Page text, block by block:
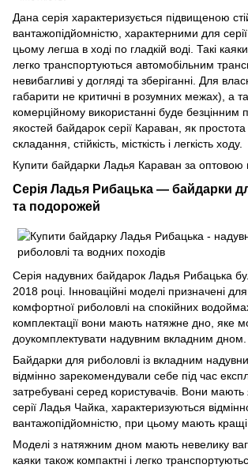
Дана серія характеризується підвищеною
вантажопідйомністю, характерними для
цьому легша в ході по гладкій воді. Такі
легко транспортуються автомобільним
невибагливі у догляді та зберіганні. Для
габарити не критичні в розумних межах), а
комерційному використанні буде безцінним
якостей байдарок серії Караван, як простота
складання, стійкість, місткість і легкість ходу.
Купити байдарки Ладья Караван за
Серія Ладья Рибацька — байдарки
та подорожей
Серія надувних байдарок Ладья Рибацька
2018 році. Інноваційні моделі призначені
комфортної риболовлі на спокійних
комплектації вони мають натяжне дно, яке
доукомплектувати надувним вкладним дном.
Байдарки для риболовлі із вкладним
відмінно зарекомендували себе під час
затребувані серед користувачів. Вони мають
серії Ладья Чайка, характеризуються
вантажопідйомністю, при цьому мають кращі
Моделі з натяжним дном мають невелику
каяки також компактні і легко